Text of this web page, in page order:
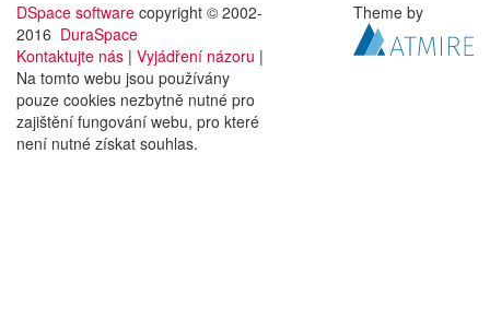
DSpace software copyright © 2002-
2016 DuraSpace
Kontaktujte nás | Vyjádření názoru |
Na tomto webu jsou používány
pouze cookies nezbytně nutné pro
zajištění fungování webu, pro které
není nutné získat souhlas.
Theme by